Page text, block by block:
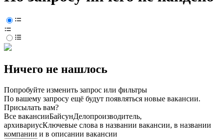
Ничего не нашлось
Попробуйте изменить запрос или фильтры
По вашему запросу ещё будут появляться новые вакансии.
Присылать вам?
Все вакансииБайсунДелопроизводитель,
архивариусКлючевые слова в названии вакансии, в названии
компании и в описании вакансии